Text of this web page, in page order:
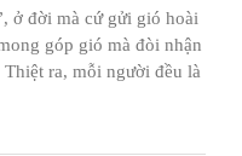
ở đời mà cứ gửi gió hoài
góp gió mà đòi nhận
ra, mỗi người đều là